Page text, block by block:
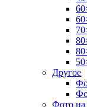
Другое
Фото